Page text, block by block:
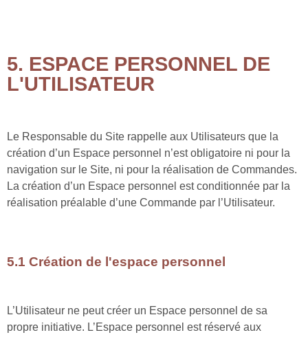
5. ESPACE PERSONNEL DE
L'UTILISATEUR
Le Responsable du Site rappelle aux Utilisateurs que la
création d’un Espace personnel n’est obligatoire ni pour la
navigation sur le Site, ni pour la réalisation de Commandes.
La création d’un Espace personnel est conditionnée par la
réalisation préalable d’une Commande par l’Utilisateur.
5.1 Création de l'espace personnel
L’Utilisateur ne peut créer un Espace personnel de sa
propre initiative. L’Espace personnel est réservé aux